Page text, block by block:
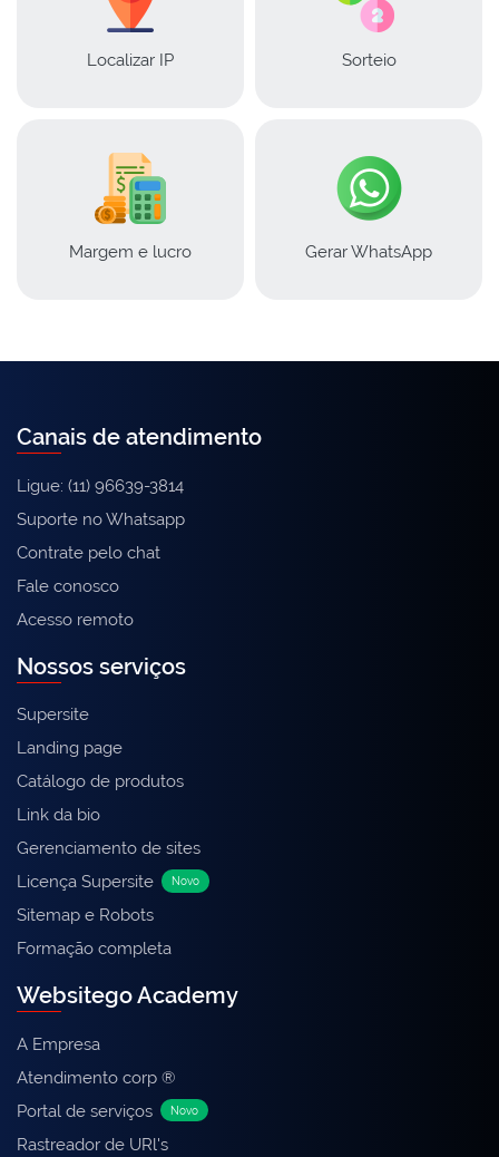
Localizar IP Sorteio
Margem e lucro Gerar WhatsApp
Canais de atendimento
Ligue: (11) 96639-3814
Suporte no Whatsapp
Contrate pelo chat
Fale conosco
Acesso remoto
Nossos serviços
Supersite
Landing page
Catálogo de produtos
Link da bio
Gerenciamento de sites
Licença Supersite
Novo
Sitemap e Robots
Formação completa
Websitego Academy
A Empresa
Atendimento corp ®
Portal de serviços
Novo
Rastreador de URl's